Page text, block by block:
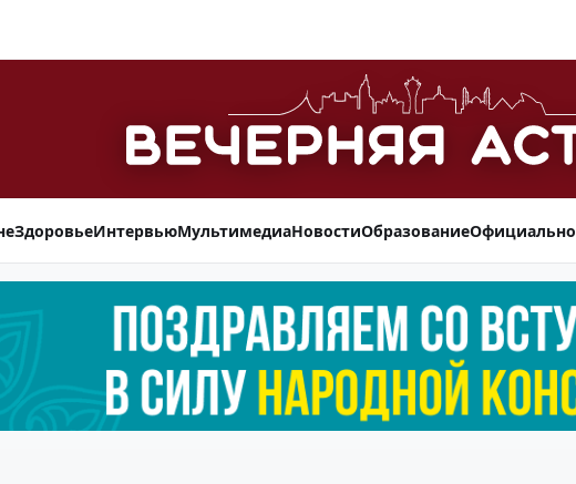
ЗдоровьеИнтервьюМультимедиаНовостиОбразованиеОфициально